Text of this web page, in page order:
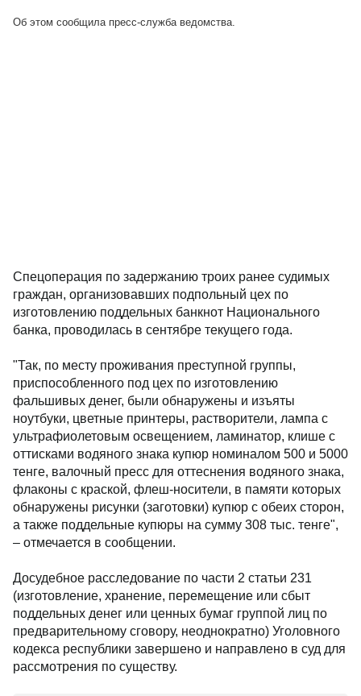
Об этом сообщила пресс-служба ведомства.
Спецоперация по задержанию троих ранее судимых
граждан, организовавших подпольный цех по
изготовлению поддельных банкнот Национального
банка, проводилась в сентябре текущего года.
"Так, по месту проживания преступной группы,
приспособленного под цех по изготовлению
фальшивых денег, были обнаружены и изъяты
ноутбуки, цветные принтеры, растворители, лампа с
ультрафиолетовым освещением, ламинатор, клише с
оттисками водяного знака купюр номиналом 500 и 5000
тенге, валочный пресс для оттеснения водяного знака,
флаконы с краской, флеш-носители, в памяти которых
обнаружены рисунки (заготовки) купюр с обеих сторон,
а также поддельные купюры на сумму 308 тыс. тенге",
– отмечается в сообщении.
Досудебное расследование по части 2 статьи 231
(изготовление, хранение, перемещение или сбыт
поддельных денег или ценных бумаг группой лиц по
предварительному сговору, неоднократно) Уголовного
кодекса республики завершено и направлено в суд для
рассмотрения по существу.